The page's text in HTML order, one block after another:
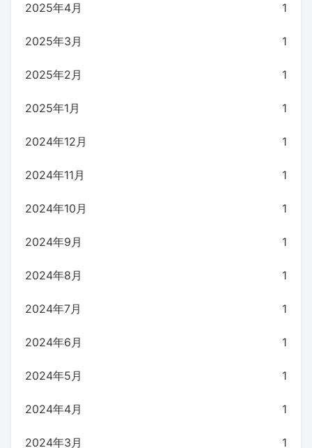
2025年4月 1
2025年3月 1
2025年2月 1
2025年1月 1
2024年12月 1
2024年11月 1
2024年10月 1
2024年9月 1
2024年8月 1
2024年7月 1
2024年6月 1
2024年5月 1
2024年4月 1
2024年3月 1